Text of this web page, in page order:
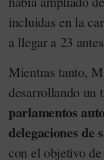
incluidas en la
a llegar a 23
Mientras tanto,
desarrollando un
parlamentos
delegaciones de
con el objetivo